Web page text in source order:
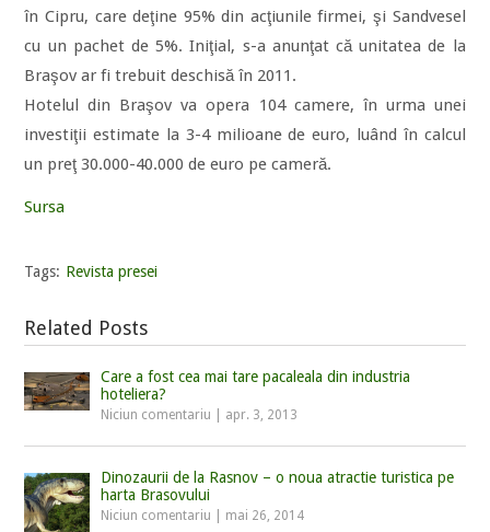
în Cipru, care deţine 95% din acţiunile firmei, şi Sandvesel
cu un pachet de 5%. Iniţial, s-a anunţat că unitatea de la
Braşov ar fi trebuit deschisă în 2011.
Hotelul din Braşov va opera 104 camere, în urma unei
investiţii estimate la 3-4 milioane de euro, luând în calcul
un preţ 30.000-40.000 de euro pe cameră.
Sursa
Tags: Revista presei
Related Posts
Care a fost cea mai tare pacaleala din industria
hoteliera?
Niciun comentariu apr. 3, 2013
Dinozaurii de la Rasnov – o noua atractie turistica pe
harta Brasovului
Niciun comentariu mai 26, 2014